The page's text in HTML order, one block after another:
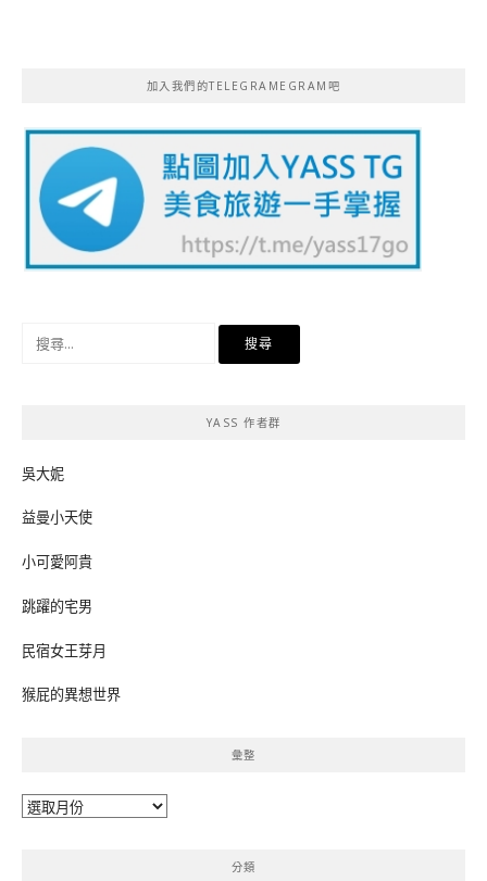
加入我們的TELEGRAMEGRAM吧
YASS 作者群
吳大妮
益曼小天使
小可愛阿貴
跳躍的宅男
民宿女王芽月
猴屁的異想世界
彙整
彙
分類